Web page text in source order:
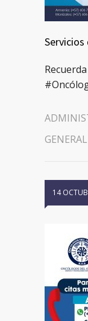
Servicios
GENERAL
14